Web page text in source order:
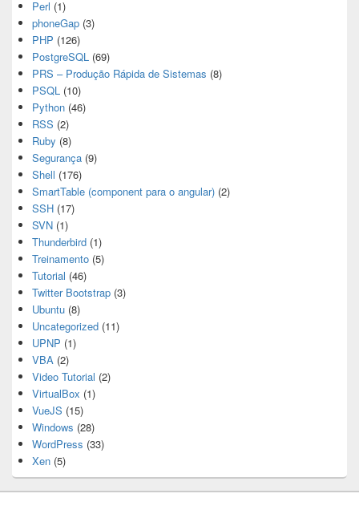
Perl (1)
phoneGap (3)
PHP (126)
PostgreSQL (69)
PRS – Produção Rápida de Sistemas (8)
PSQL (10)
Python (46)
RSS (2)
Ruby (8)
Segurança (9)
Shell (176)
SmartTable (component para o angular) (2)
SSH (17)
SVN (1)
Thunderbird (1)
Treinamento (5)
Tutorial (46)
Twitter Bootstrap (3)
Ubuntu (8)
Uncategorized (11)
UPNP (1)
VBA (2)
Video Tutorial (2)
VirtualBox (1)
VueJS (15)
Windows (28)
WordPress (33)
Xen (5)